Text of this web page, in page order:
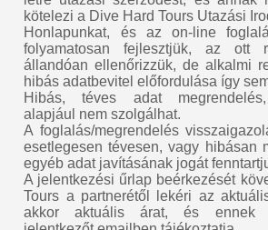
kötelezi a Dive Hard Tours Utazási
Honlapunkat, és az on-line
folyamatosan fejlesztjük, az ott
állandóan ellenőrizzük, de alkalmi
hibás adatbevitel előfordulása így
Hibás, téves adat megrendelés,
alapjául nem szolgálhat.
A foglalás/megrendelés
esetlegesen tévesen, vagy hibásan
egyéb adat javításának jogát
A jelentkezési űrlap beérkezését
Tours a partnerétől lekéri az
akkor aktuális árat, és ennek